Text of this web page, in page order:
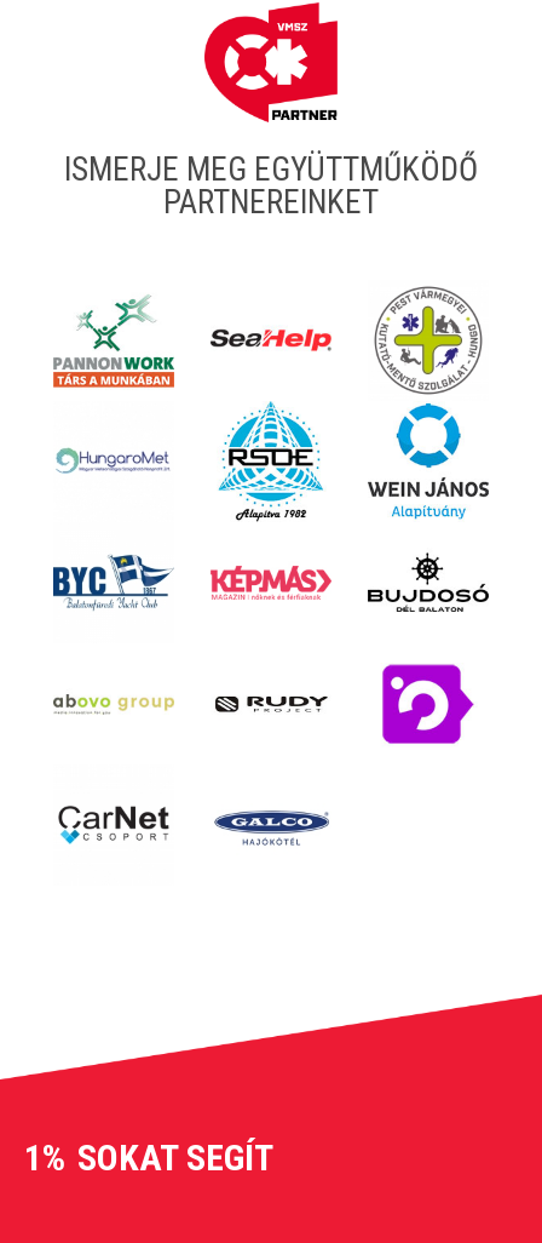
ISMERJE MEG EGYÜTTMŰKÖDŐ
PARTNEREINKET
1% SOKAT SEGÍT